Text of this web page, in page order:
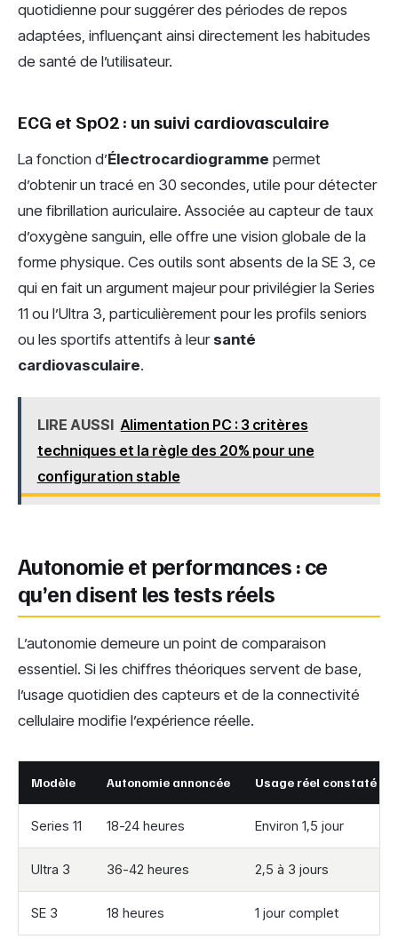
quotidienne pour suggérer des périodes de repos
adaptées, influençant ainsi directement les habitudes
de santé de l’utilisateur.
ECG et SpO2 : un suivi cardiovasculaire
La fonction d’Électrocardiogramme permet
d’obtenir un tracé en 30 secondes, utile pour détecter
une fibrillation auriculaire. Associée au capteur de taux
d’oxygène sanguin, elle offre une vision globale de la
forme physique. Ces outils sont absents de la SE 3, ce
qui en fait un argument majeur pour privilégier la Series
11 ou l’Ultra 3, particulièrement pour les profils seniors
ou les sportifs attentifs à leur santé
cardiovasculaire.
LIRE AUSSI Alimentation PC : 3 critères
techniques et la règle des 20% pour une
configuration stable
Autonomie et performances : ce
qu’en disent les tests réels
L’autonomie demeure un point de comparaison
essentiel. Si les chiffres théoriques servent de base,
l’usage quotidien des capteurs et de la connectivité
cellulaire modifie l’expérience réelle.
Modèle Autonomie annoncée Usage réel constaté
Series 11 18-24 heures Environ 1,5 jour
Ultra 3 36-42 heures 2,5 à 3 jours
SE 3 18 heures 1 jour complet